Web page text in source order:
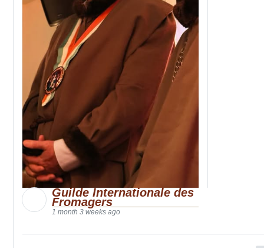
Guilde Internationale des
Fromagers
1 month 3 weeks ago